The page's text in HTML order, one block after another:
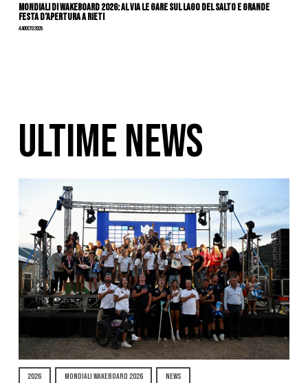
Mondiali di Wakeboard 2026: al via le gare sul Lago del Salto e grande
festa d’apertura a Rieti
4 Agosto 2026
ULTIME NEWS
2026 MONDIALI WAKEBOARD 2026 NEWS